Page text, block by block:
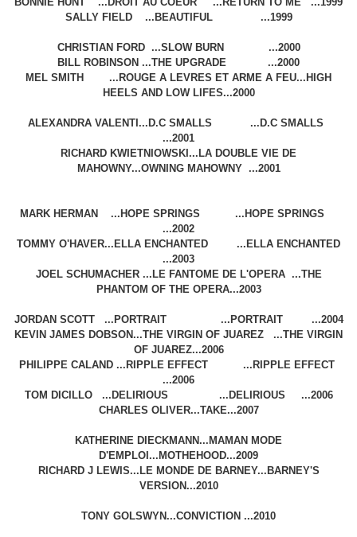
SALLY FIELD ...BEAUTIFUL ...1999
CHRISTIAN FORD ...SLOW BURN ...2000
BILL ROBINSON ...THE UPGRADE ...2000
MEL SMITH ...ROUGE A LEVRES ET ARME A FEU...HIGH
HEELS AND LOW LIFES...2000
ALEXANDRA VALENTI...D.C SMALLS ...D.C SMALLS
...2001
RICHARD KWIETNIOWSKI...LA DOUBLE VIE DE
MAHOWNY...OWNING MAHOWNY ...2001
MARK HERMAN ...HOPE SPRINGS ...HOPE SPRINGS
...2002
TOMMY O'HAVER...ELLA ENCHANTED ...ELLA ENCHANTED
...2003
JOEL SCHUMACHER ...LE FANTOME DE L'OPERA ...THE
PHANTOM OF THE OPERA...2003
JORDAN SCOTT ...PORTRAIT ...PORTRAIT ...2004
KEVIN JAMES DOBSON...THE VIRGIN OF JUAREZ ...THE VIRGIN
OF JUAREZ...2006
PHILIPPE CALAND ...RIPPLE EFFECT ...RIPPLE EFFECT
...2006
TOM DICILLO ...DELIRIOUS ...DELIRIOUS ...2006
CHARLES OLIVER...TAKE...2007
KATHERINE DIECKMANN...MAMAN MODE
D'EMPLOI...MOTHEHOOD...2009
RICHARD J LEWIS...LE MONDE DE BARNEY...BARNEY'S
VERSION...2010
TONY GOLSWYN...CONVICTION ...2010